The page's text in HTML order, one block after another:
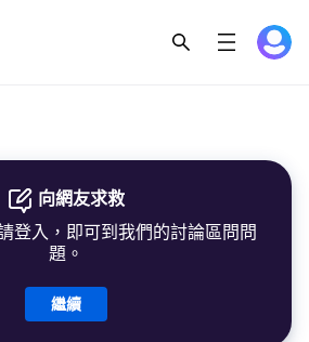
向網友求救
登入，即可到我們的討論區問問
題。
繼續